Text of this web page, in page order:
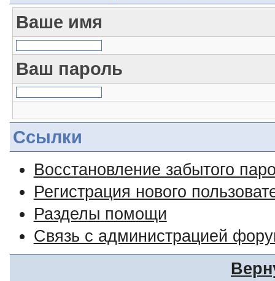
Ваше имя
Ваш пароль
Ссылки
Восстановление забытого
Регистрация нового
Разделы помощи
Связь с администрацией